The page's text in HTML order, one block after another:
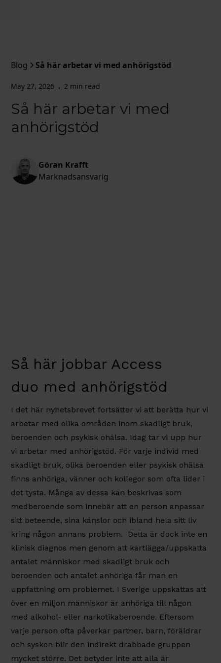
Blog Så här arbetar vi med anhörigstöd
May 27, 2026 • 2 min read
Så här arbetar vi med
anhörigstöd
Göran Krafft
Marknadsansvarig
Så här jobbar Access
duo med anhörigstöd
I det här nyhetsbrevet fortsätter vi att berätta hur vi
arbetar med olika områden inom skadligt bruk,
beroenden och psykisk ohälsa. Idag tar vi upp hur
vi arbetar med anhörigstöd. För varje individ med
skadligt bruk, olika beroenden eller psykisk ohälsa
finns anhöriga, vänner och kollegor som ofta lider i
det tysta. Många av dessa kan beskrivas som
medberoende som innebär att en person anpassar
sitt beteende, sina känslor och ibland hela sitt liv
kring någon annans problem. Detta är dock inte en
klinisk diagnos men genom att kartlägga/uppskatta
antalet människor med skadligt bruk och
beroenden och antalet anhöriga får man en
uppfattning om problemet. I Sverige uppskattas att
över en miljon människor är anhöriga till någon
med alkohol- eller narkotikaberoende. Eftersom
varje person ofta påverkar partner, barn, föräldrar
och syskon blir den indirekt drabbade gruppen
mycket större. Det betyder inte att alla är